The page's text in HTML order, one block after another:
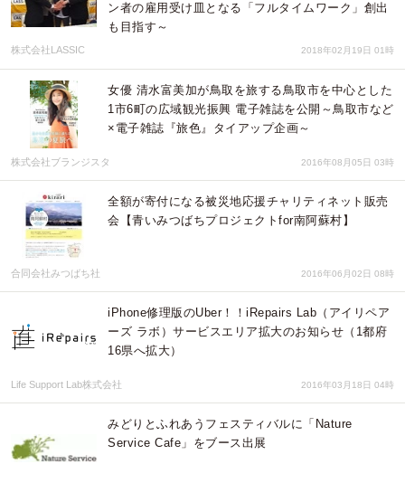
ン者の雇用受け皿となる「フルタイムワーク」創出
も目指す～
株式会社LASSIC 2018年02月19日 01時
女優 清水富美加が鳥取を旅する鳥取市を中心とした
1市6町の広域観光振興 電子雑誌を公開～鳥取市など
×電子雑誌『旅色』タイアップ企画～
株式会社ブランジスタ 2016年08月05日 03時
全額が寄付になる被災地応援チャリティネット販売
会【青いみつばちプロジェクトfor南阿蘇村】
合同会社みつばち社 2016年06月02日 08時
iPhone修理版のUber！！iRepairs Lab（アイリペア
ーズ ラボ）サービスエリア拡大のお知らせ（1都府
16県へ拡大）
Life Support Lab株式会社 2016年03月18日 04時
みどりとふれあうフェスティバルに「Nature
Service Cafe」をブース出展